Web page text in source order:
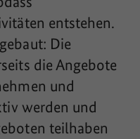
entstehen.
Die
die Angebote
und
werden und
teilhaben